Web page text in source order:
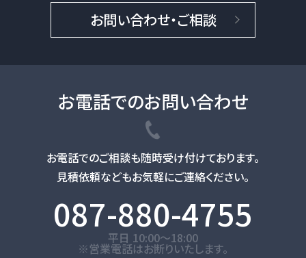
お問い合わせ・ご相談
お電話でのお問い合わせ
お電話でのご相談も随時受け付けております。
見積依頼などもお気軽にご連絡ください。
087-880-4755
平日 10:00～18:00
※営業電話はお断りいたします。